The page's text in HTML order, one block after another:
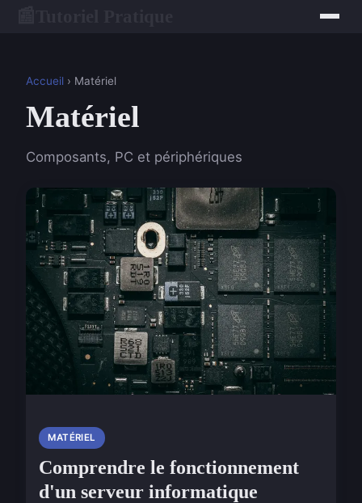
Accueil › Matériel
Matériel
Composants, PC et périphériques
MATÉRIEL
Comprendre le fonctionnement
d'un serveur informatique